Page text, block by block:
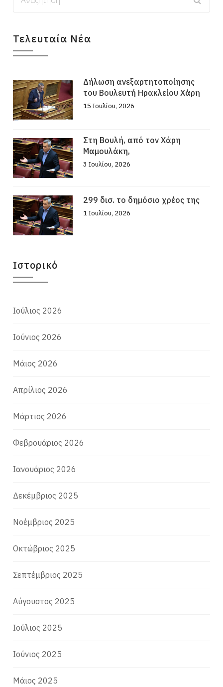
Τελευταία Νέα
Δήλωση ανεξαρτητοποίησης
του Βουλευτή Ηρακλείου Χάρη
15 Ιουλίου, 2026
Στη Βουλή, από τον Χάρη
Μαμουλάκη,
3 Ιουλίου, 2026
299 δισ. το δημόσιο χρέος της
1 Ιουλίου, 2026
Ιστορικό
Ιούλιος 2026
Ιούνιος 2026
Μάιος 2026
Απρίλιος 2026
Μάρτιος 2026
Φεβρουάριος 2026
Ιανουάριος 2026
Δεκέμβριος 2025
Νοέμβριος 2025
Οκτώβριος 2025
Σεπτέμβριος 2025
Αύγουστος 2025
Ιούλιος 2025
Ιούνιος 2025
Μάιος 2025